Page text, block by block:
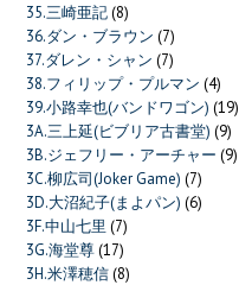
35.三崎亜記(8)
36.ダン・ブラウン (7)
37.ダレン・シャン (7)
38.フィリップ・プルマン (4)
39.小路幸也(バンドワゴン) (19)
3A.三上延(ビブリア古書堂) (9)
3B.ジェフリー・アーチャー (9)
3C.柳広司(Joker Game) (7)
3D.大沼紀子(まよパン) (6)
3F.中山七里 (7)
3G.海堂尊(17)
3H.米澤穂信(8)